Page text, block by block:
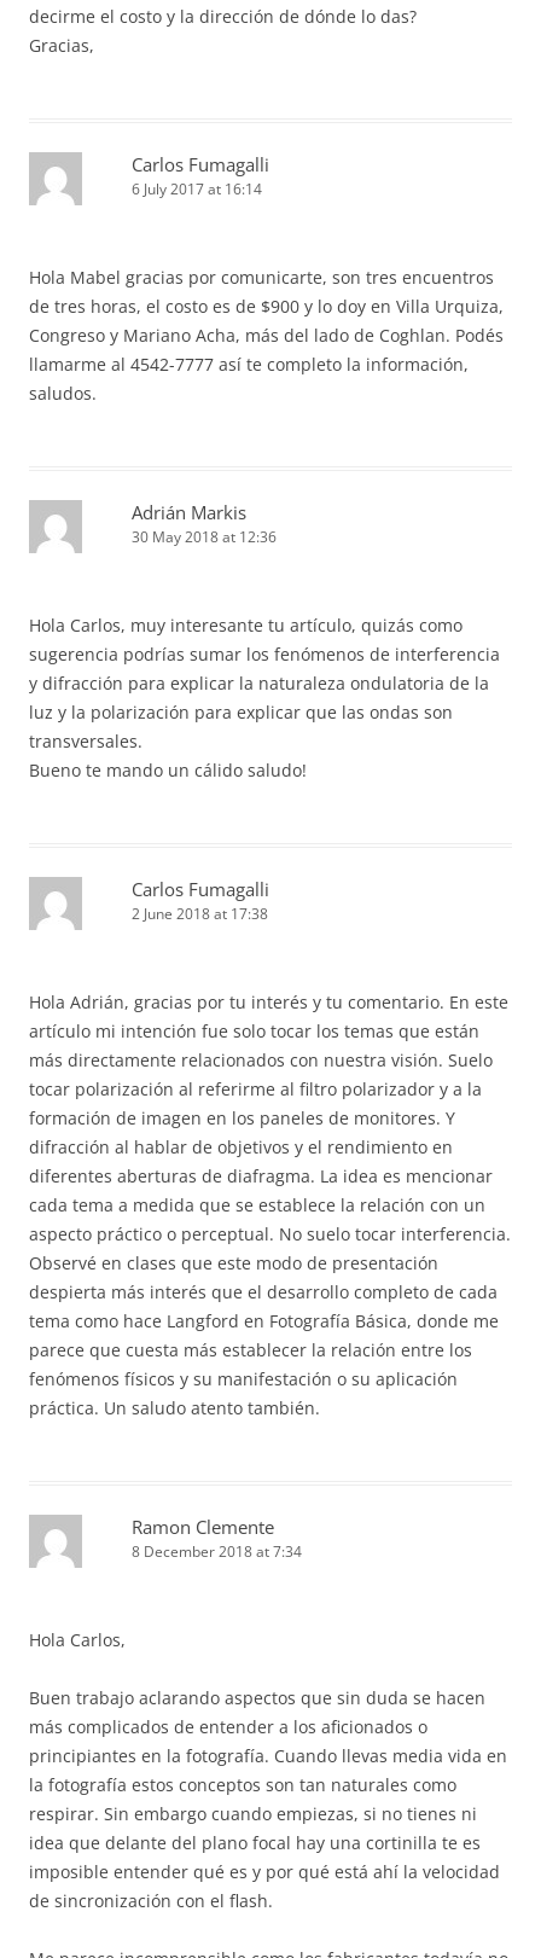
decirme el costo y la dirección de dónde lo das?
Gracias,
Carlos Fumagalli
6 July 2017 at 16:14
Hola Mabel gracias por comunicarte, son tres encuentros
de tres horas, el costo es de $900 y lo doy en Villa Urquiza,
Congreso y Mariano Acha, más del lado de Coghlan. Podés
llamarme al 4542-7777 así te completo la información,
saludos.
Adrián Markis
30 May 2018 at 12:36
Hola Carlos, muy interesante tu artículo, quizás como
sugerencia podrías sumar los fenómenos de interferencia
y difracción para explicar la naturaleza ondulatoria de la
luz y la polarización para explicar que las ondas son
transversales.
Bueno te mando un cálido saludo!
Carlos Fumagalli
2 June 2018 at 17:38
Hola Adrián, gracias por tu interés y tu comentario. En este
artículo mi intención fue solo tocar los temas que están
más directamente relacionados con nuestra visión. Suelo
tocar polarización al referirme al filtro polarizador y a la
formación de imagen en los paneles de monitores. Y
difracción al hablar de objetivos y el rendimiento en
diferentes aberturas de diafragma. La idea es mencionar
cada tema a medida que se establece la relación con un
aspecto práctico o perceptual. No suelo tocar interferencia.
Observé en clases que este modo de presentación
despierta más interés que el desarrollo completo de cada
tema como hace Langford en Fotografía Básica, donde me
parece que cuesta más establecer la relación entre los
fenómenos físicos y su manifestación o su aplicación
práctica. Un saludo atento también.
Ramon Clemente
8 December 2018 at 7:34
Hola Carlos,
Buen trabajo aclarando aspectos que sin duda se hacen
más complicados de entender a los aficionados o
principiantes en la fotografía. Cuando llevas media vida en
la fotografía estos conceptos son tan naturales como
respirar. Sin embargo cuando empiezas, si no tienes ni
idea que delante del plano focal hay una cortinilla te es
imposible entender qué es y por qué está ahí la velocidad
de sincronización con el flash.